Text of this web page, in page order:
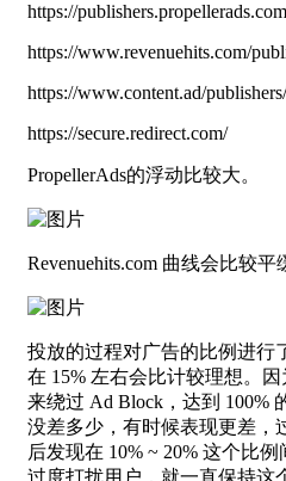
https://
https://www.revenuehits.com/
https://www.content.ad/publishers/
https://secure.redirect.com/
PropellerAds的浮动比较大。
Revenuehits.com 曲线会比较平
投放的过程对广告的比例进行
在 15% 左右会比计较理想。
来绕过 Ad Block，达到 100%
没差多少，有时候表现更差，
后发现在 10% ~ 20% 这个比
过度打扰用户，就一直保持这